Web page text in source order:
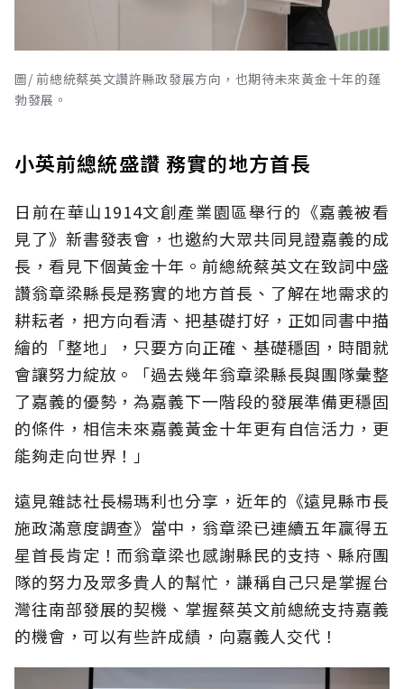
圖/ 前總統蔡英文讚許縣政發展方向，也期待未來黃金十年的蓬
勃發展。
小英前總統盛讚 務實的地方首長
日前在華山1914文創產業園區舉行的《嘉義被看
見了》新書發表會，也邀約大眾共同見證嘉義的成
長，看見下個黃金十年。前總統蔡英文在致詞中盛
讚翁章梁縣長是務實的地方首長、了解在地需求的
耕耘者，把方向看清、把基礎打好，正如同書中描
繪的「整地」，只要方向正確、基礎穩固，時間就
會讓努力綻放。「過去幾年翁章梁縣長與團隊彙整
了嘉義的優勢，為嘉義下一階段的發展準備更穩固
的條件，相信未來嘉義黃金十年更有自信活力，更
能夠走向世界！」
遠見雜誌社長楊瑪利也分享，近年的《遠見縣市長
施政滿意度調查》當中，翁章梁已連續五年贏得五
星首長肯定！而翁章梁也感謝縣民的支持、縣府團
隊的努力及眾多貴人的幫忙，謙稱自己只是掌握台
灣往南部發展的契機、掌握蔡英文前總統支持嘉義
的機會，可以有些許成績，向嘉義人交代！